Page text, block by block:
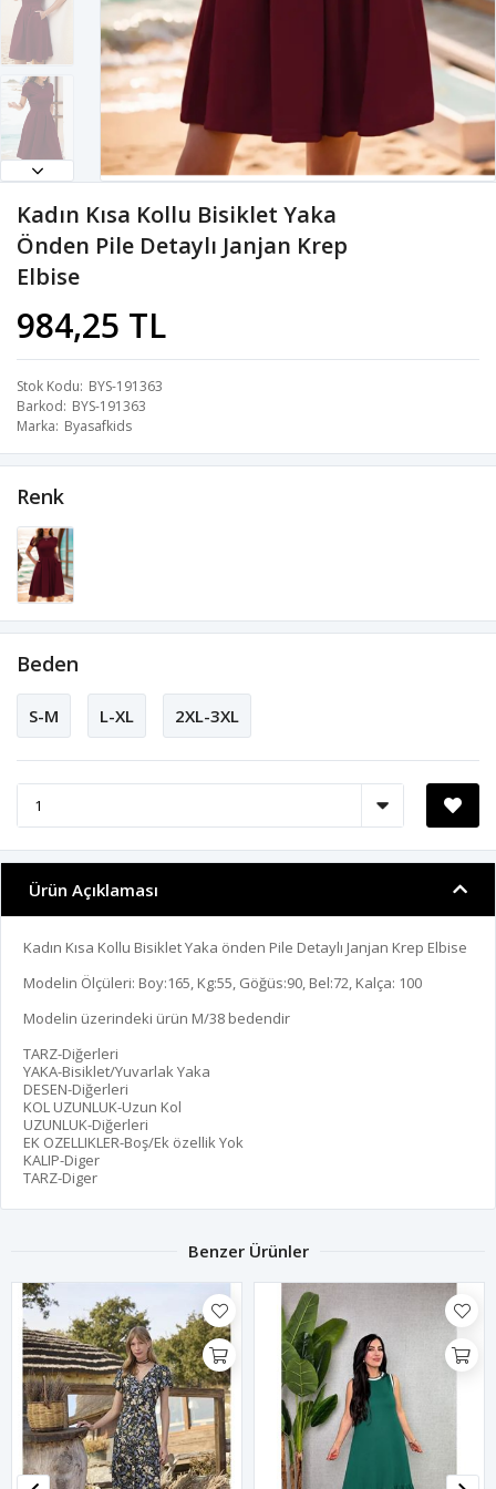
Kadın Kısa Kollu Bisiklet Yaka
Önden Pile Detaylı Janjan Krep
Elbise
984,25 TL
Stok Kodu BYS-191363
Barkod BYS-191363
Marka Byasafkids
Renk
Beden
S-M L-XL 2XL-3XL
Ürün Açıklaması
Kadın Kısa Kollu Bisiklet Yaka önden Pile Detaylı Janjan Krep Elbise
Modelin Ölçüleri: Boy:165, Kg:55, Göğüs:90, Bel:72, Kalça: 100
Modelin üzerindeki ürün M/38 bedendir
TARZ-Diğerleri
YAKA-Bisiklet/Yuvarlak Yaka
DESEN-Diğerleri
KOL UZUNLUK-Uzun Kol
UZUNLUK-Diğerleri
EK OZELLIKLER-Boş/Ek özellik Yok
KALIP-Diger
TARZ-Diger
Benzer Ürünler